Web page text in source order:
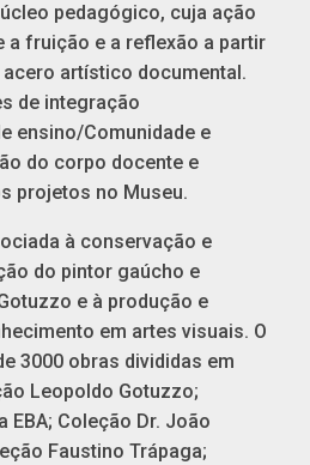
pedagógico, cuja ação
a fruição e a reflexão a partir
artístico documental.
de integração
ensino/Comunidade e
do corpo docente e
projetos no Museu.
à conservação e
do pintor gaúcho e
e à produção e
em artes visuais. O
3000 obras divididas em
Leopoldo Gotuzzo;
EBA; Coleção Dr. João
Faustino Trápaga;